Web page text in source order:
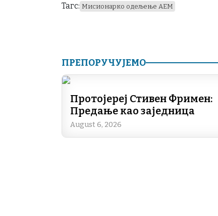
Тагс: Мисионарко одељење АЕМ
ПРЕПОРУЧУЈЕМО
Протојереј Стивен Фримен:
Предање као заједница
August 6, 2026